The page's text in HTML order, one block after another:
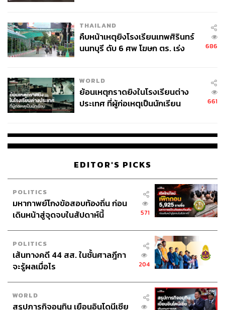
THAILAND
คืบหน้าเหตุยิงโรงเรียนเทพศิรินทร์
นนทบุรี ดับ 6 ศพ โฆษก ตร. เร่ง
686
WORLD
ย้อนเหตุกราดยิงในโรงเรียนต่าง
ประเทศ ที่ผู้ก่อเหตุเป็นนักเรียน
661
EDITOR'S PICKS
POLITICS
มหากาพย์โกงข้อสอบท้องถิ่น ก่อน
เดินหน้าสู่จุดจบในสัปดาห์นี้
571
POLITICS
เส้นทางคดี 44 สส. ในชั้นศาลฎีกา
จะรู้ผลเมื่อไร
204
WORLD
สรุปภารกิจอนุทิน เยือนอินโดนีเซีย